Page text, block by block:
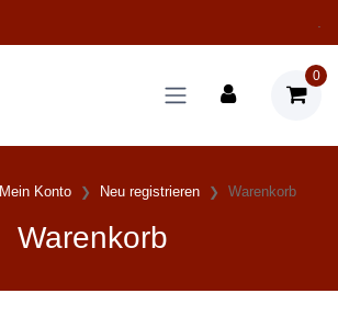
0
Mein Konto Neu registrieren Warenkorb
Warenkorb